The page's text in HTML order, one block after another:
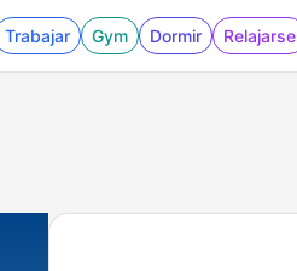
Trabajar Gym Dormir Relajarse